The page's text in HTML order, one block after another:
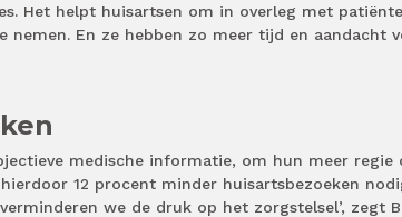
Het helpt huisartsen om in overleg met
nemen. En ze hebben zo meer tijd en aandacht
medische informatie, om hun meer regie
12 procent minder huisartsbezoeken
we de druk op het zorgstelsel’, zegt